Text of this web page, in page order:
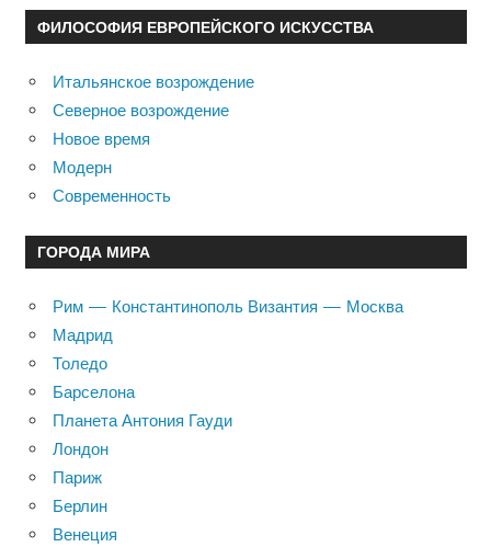
ФИЛОСОФИЯ ЕВРОПЕЙСКОГО ИСКУССТВА
Итальянское возрождение
Северное возрождение
Новое время
Модерн
Современность
ГОРОДА МИРА
Рим — Константинополь Византия — Москва
Мадрид
Толедо
Барселона
Планета Антония Гауди
Лондон
Париж
Берлин
Венеция